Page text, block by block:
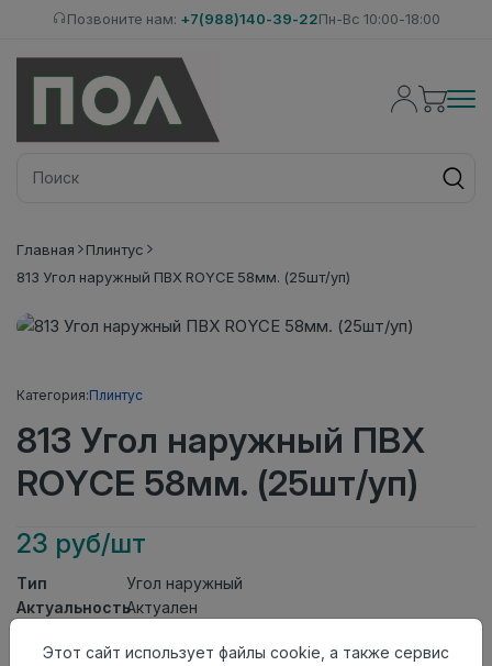
Позвоните нам: +7(988)140-39-22Пн-Вс 10:00-18:00
Главная
Плинтус
813 Угол наружный ПВХ ROYCE 58мм. (25шт/уп)
Категория:Плинтус
813 Угол наружный ПВХ
ROYCE 58мм. (25шт/уп)
23 руб/шт
Тип
Угол наружный
АктуальностьАктуален
Этот сайт использует файлы cookie, а также сервис